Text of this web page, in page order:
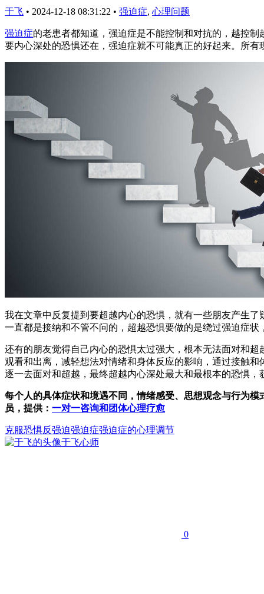
于飞 • 2024-12-18 08:31:22 • 强迫症, 心理问题
强迫症的老患者都知道，强迫症是不能控制和对抗的，越控
要内心深处的恐惧还在，强迫症就不可能真正的好起来。所
我在文章中反复提到要超越内心的恐惧，就有一些朋友产生
一直都是接纳和不管不问的，超越恐惧要做的是绕过强迫症
还有的朋友觉得自己内心的恐惧太过强大，根本无法面对和
观看和出离，减轻想法对情绪和身体反应的影响，通过接触
逐一去面对和超越，最终超越内心深处最大和最根本的恐惧，
每个人的具体症状和境遇不同，情绪感受、思想观念与行为
员，提供： 一对一咨询和团体心理疗愈
克服恐惧反强迫强迫症强迫症的心理调节
于飞心师
0